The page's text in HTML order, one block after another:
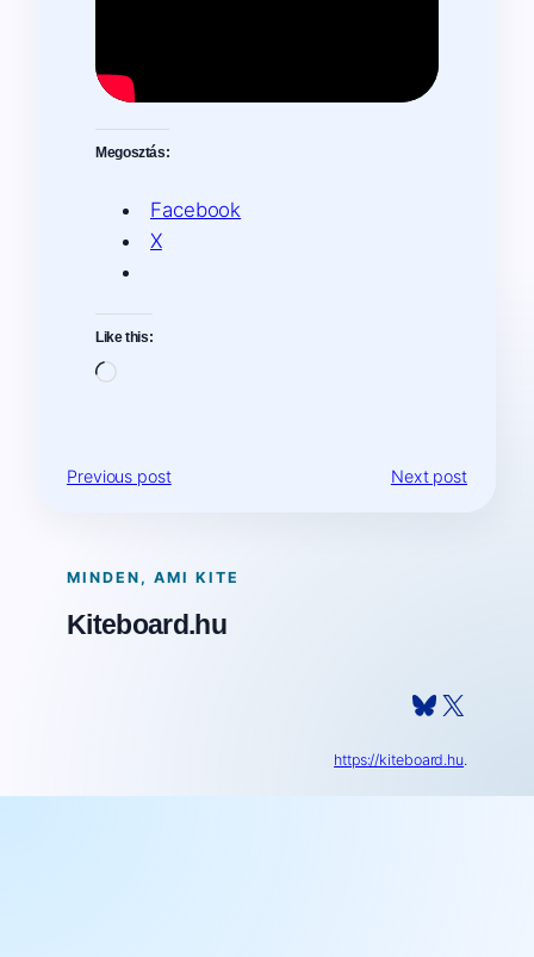
Megosztás:
Facebook
X
Like this:
Loading…
Previous post Next post
MINDEN, AMI KITE
Kiteboard.hu
Bluesky X
https://kiteboard.hu.